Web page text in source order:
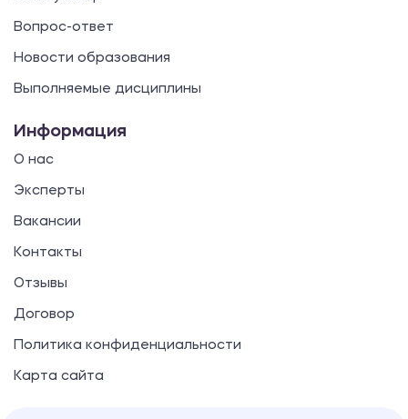
Вопрос-ответ
Новости образования
Выполняемые дисциплины
Информация
О нас
Эксперты
Вакансии
Контакты
Отзывы
Договор
Политика конфиденциальности
Карта сайта